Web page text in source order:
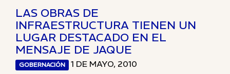
LAS OBRAS DE
INFRAESTRUCTURA TIENEN UN
LUGAR DESTACADO EN EL
MENSAJE DE JAQUE
GOBERNACIÓN
1 DE MAYO, 2010